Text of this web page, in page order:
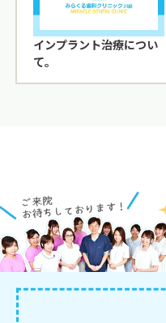
インプラント治療につい
て。